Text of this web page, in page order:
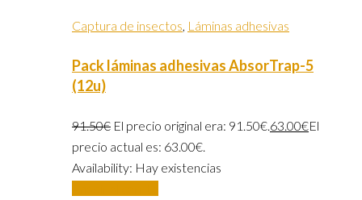
Captura de insectos Láminas adhesivas
Pack láminas adhesivas AbsorTrap-5
(12u)
91.50€ El precio original era: 91.50€. 63.00€El
precio actual es: 63.00€.
Availability: Hay existencias